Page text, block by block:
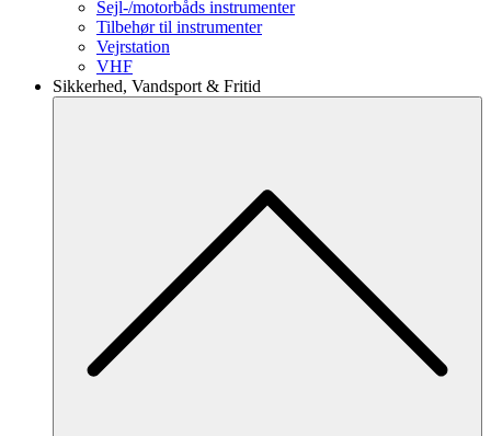
Sejl-/motorbåds instrumenter
Tilbehør til instrumenter
Vejrstation
VHF
Sikkerhed, Vandsport & Fritid